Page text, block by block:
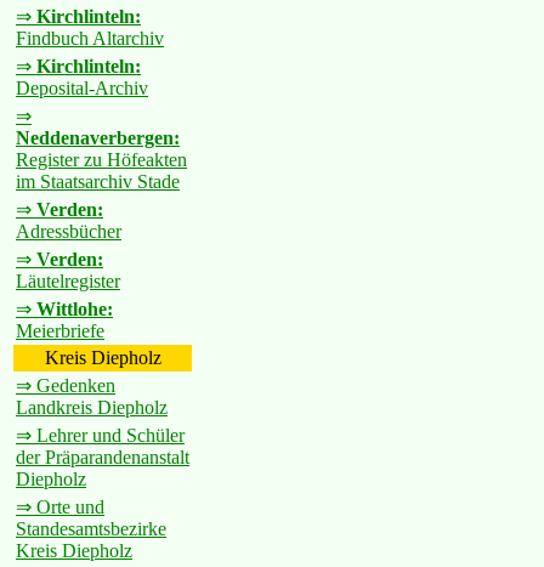
⇒ Kirchlinteln:
Findbuch Altarchiv
⇒ Kirchlinteln:
Deposital-Archiv
⇒
Neddenaverbergen:
Register zu Höfeakten
im Staatsarchiv Stade
⇒ Verden:
Adressbücher
⇒ Verden:
Läutelregister
⇒ Wittlohe:
Meierbriefe
Kreis Diepholz
⇒ Gedenken
Landkreis Diepholz
⇒ Lehrer und Schüler
der Präparandenanstalt
Diepholz
⇒ Orte und
Standesamtsbezirke
Kreis Diepholz